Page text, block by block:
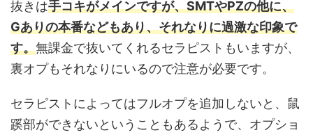
抜きは手コキがメインですが、SMTやPZの他に、
Gありの本番などもあり、それなりに過激な印象で
す。無課金で抜いてくれるセラピストもいますが、
裏オプもそれなりにいるので注意が必要です。
セラピストによってはフルオプを追加しないと、鼠
蹊部ができないということもあるようで、オプショ